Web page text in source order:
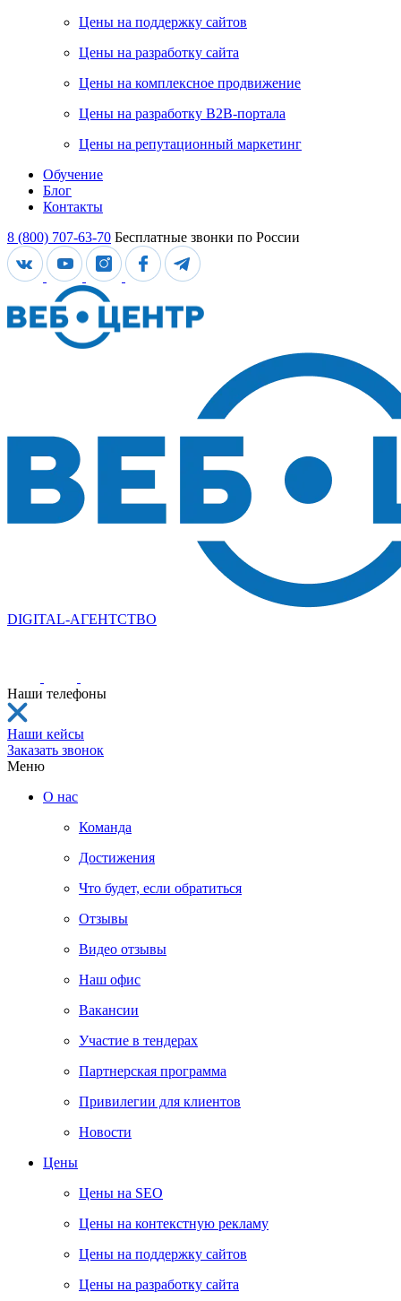
Цены на поддержку сайтов
Цены на разработку сайта
Цены на комплексное продвижение
Цены на разработку В2В-портала
Цены на репутационный маркетинг
Обучение
Блог
Контакты
8 (800) 707-63-70 Бесплатные звонки по России
DIGITAL-АГЕНТСТВО
Наши телефоны
Наши кейсы
Заказать звонок
Меню
О нас
Команда
Достижения
Что будет, если обратиться
Отзывы
Видео отзывы
Наш офис
Вакансии
Участие в тендерах
Партнерская программа
Привилегии для клиентов
Новости
Цены
Цены на SEO
Цены на контекстную рекламу
Цены на поддержку сайтов
Цены на разработку сайта